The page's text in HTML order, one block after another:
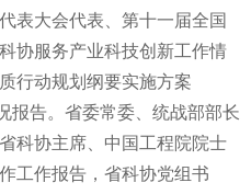
表大会代表、第十一届全国
协服务产业科技创新工作情
行动规划纲要实施方案
报告。省委常委、统战部部长
科协主席、中国工程院院士
工作报告，省科协党组书